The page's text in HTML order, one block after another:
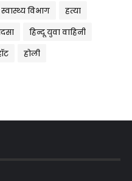
स्वास्थ्य विभाग हत्या
हिन्दू युवा वाहिनी
होली